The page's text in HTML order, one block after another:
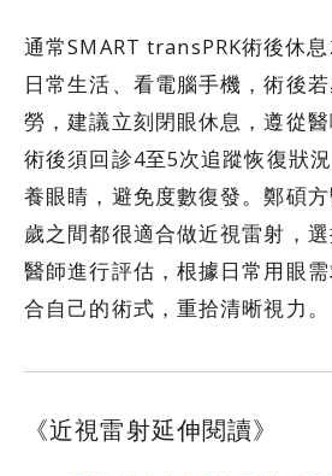
通常SMART transPRK術後休
日常生活、看電腦手機，術後
勞，建議立刻閉眼休息，遵從醫
術後須回診4至5次追蹤恢復狀
養眼睛，避免度數復發。鄭碩
歲之間都很適合做近視雷射，
醫師進行評估，根據日常用眼
合自己的術式，重拾清晰視力。
《近視雷射延伸閱讀》